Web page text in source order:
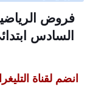
السادس
انضم لقناة